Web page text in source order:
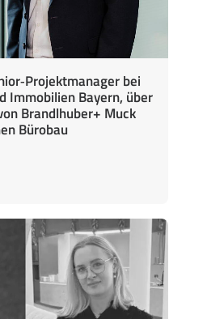
bei
Immobilien Bayern, über
Brandlhuber+ Muck
Bürobau